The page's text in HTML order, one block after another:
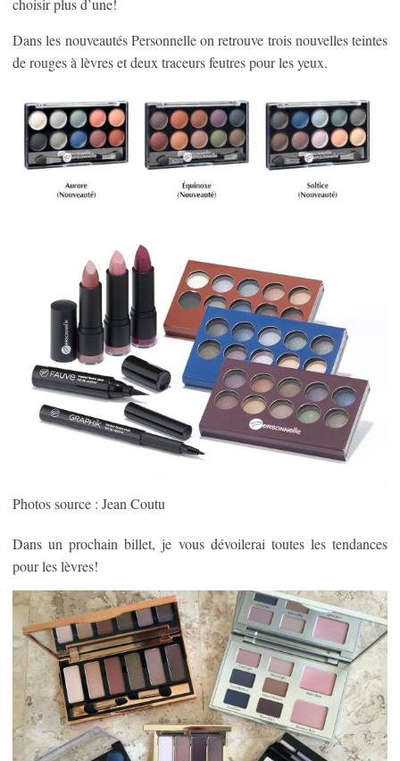
choisir plus d’une!
Dans les nouveautés Personnelle on retrouve trois nouvelles teintes
de rouges à lèvres et deux traceurs feutres pour les yeux.
Photos source : Jean Coutu
Dans un prochain billet, je vous dévoilerai toutes les tendances
pour les lèvres!